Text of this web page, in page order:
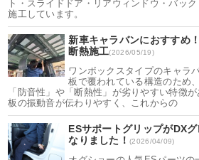
ト・スライドドア・リアウィンドウ・バッ
施工しています。
新車キャラバンにおすすめ
断熱施工(2026/05/19)
ワンボックスタイプのキャラ
板で覆われている構造のため
「防音性」や「断熱性」が劣りやすい特徴
板の振動音が伝わりやすく、これからの
ESサポートグリップがDX
なりました！(2026/04/09)